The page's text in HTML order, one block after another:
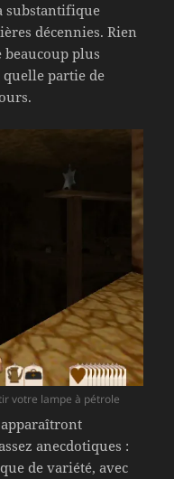
substantifique
décennies. Rien
beaucoup plus
partie de
votre lampe à pétrole
anecdotiques :
de variété, avec